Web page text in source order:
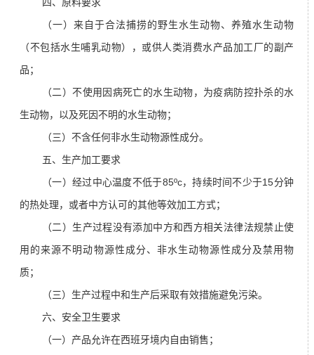
四、原料要求
（一）来自于合法捕捞的野生水生动物、养殖水生动物
（不包括水生哺乳动物），或供人类消费水产品加工厂的副产
品；
（二）不使用因病死亡的水生动物，为疫病防控扑杀的水
生动物，以及死因不明的水生动物；
（三）不含任何非水生动物源性成分。
五、生产加工要求
（一）经过中心温度不低于85ºc，持续时间不少于15分钟
的热处理，或者中方认可的其他等效加工方式；
（二）生产过程没有添加中方和西方相关法律法规禁止使
用的来源不明动物源性成分、非水生动物源性成分及禁用物
质；
（三）生产过程中和生产后采取有效措施避免污染。
六、安全卫生要求
（一）产品允许在西班牙境内自由销售；